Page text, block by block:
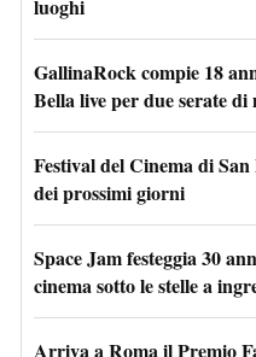
luoghi
GallinaRock compie 18
Bella live per due serate di
Festival del Cinema di
dei prossimi giorni
Space Jam festeggia 30
cinema sotto le stelle a
Arriva a Roma il Premio